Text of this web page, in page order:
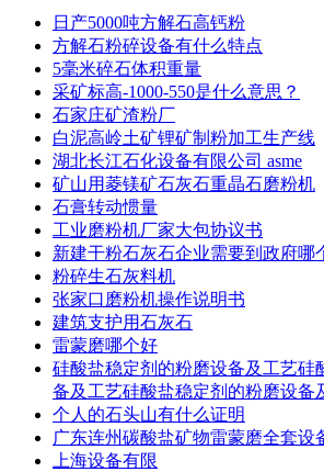
日产5000吨方解石高钙粉
方解石粉碎设备有什么特点
5毫米碎石体积重量
采矿标高-1000-550是什么意思？
石家庄矿渣粉厂
白泥高岭土矿锂矿制粉加工生产线
湖北长江石化设备有限公司 asme
矿山用菱镁矿石灰石重晶石磨粉机
石膏转动惯量
工业磨粉机厂家大包协议书
新建干粉石灰石企业需要到政府哪
粉碎生石灰料机
张家口磨粉机操作说明书
建筑支护用石灰石
雷蒙磨哪个好
硅酸盐稳定剂的粉磨设备及工艺硅
备及工艺硅酸盐稳定剂的粉磨设备
个人的石头山有什么证明
广东连州碳酸盐矿物雷蒙磨全套设
上海设备有限